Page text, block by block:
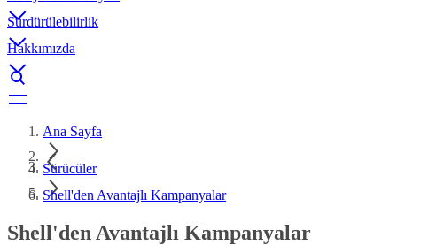
Sürdürülebilirlik
Hakkımızda
Ana Sayfa
Sürücüler
Shell'den Avantajlı Kampanyalar
Shell'den Avantajlı Kampanyalar